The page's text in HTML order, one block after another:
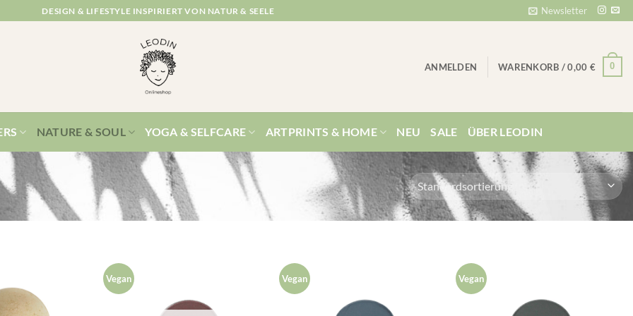
DESIGN & LIFESTYLE INSPIRIERT VON NATUR & SEELE Newsletter
ANMELDEN WARENKORB /0,00 € 0
NATURE & SOUL YOGA & SELFCARE ARTPRINTS & HOME NEU SALE ÜBER LEODIN
Vegan Vegan Vegan